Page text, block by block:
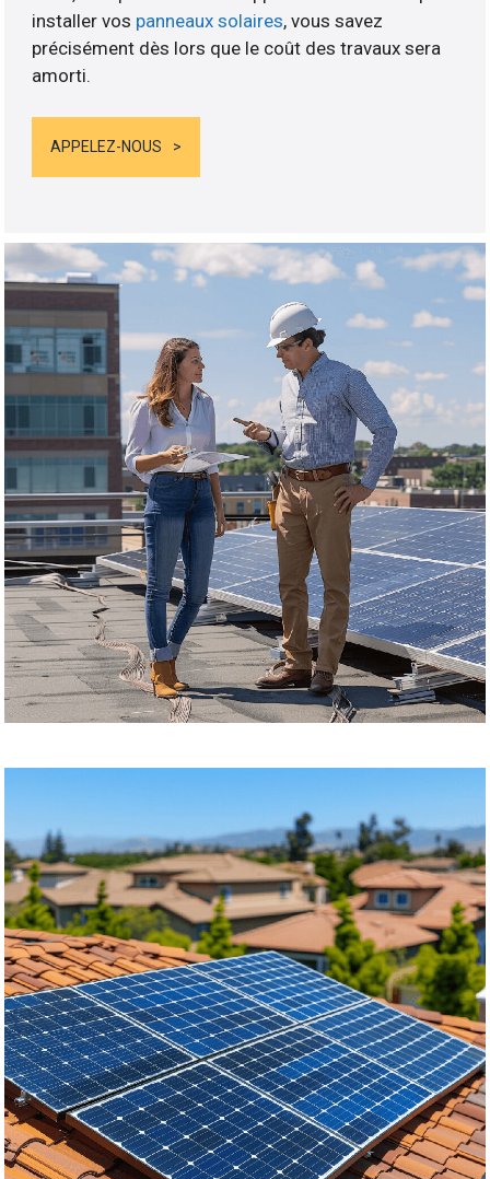
installer vos panneaux solaires, vous savez
précisément dès lors que le coût des travaux sera
amorti.
APPELEZ-NOUS